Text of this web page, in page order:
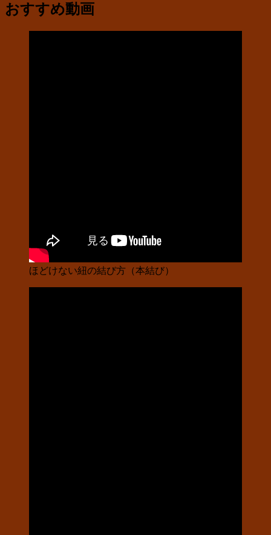
おすすめ動画
ほどけない紐の結び方（本結び）